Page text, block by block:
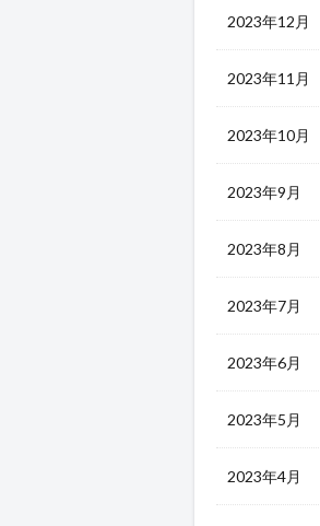
2023年12月
2023年11月
2023年10月
2023年9月
2023年8月
2023年7月
2023年6月
2023年5月
2023年4月